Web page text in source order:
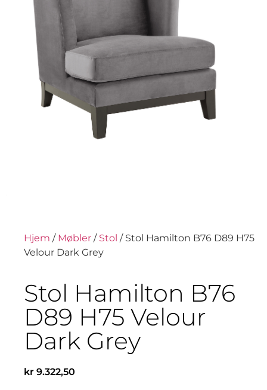
Hjem / Møbler / Stol / Stol Hamilton B76 D89 H75
Velour Dark Grey
Stol Hamilton B76
D89 H75 Velour
Dark Grey
kr 9.322,50